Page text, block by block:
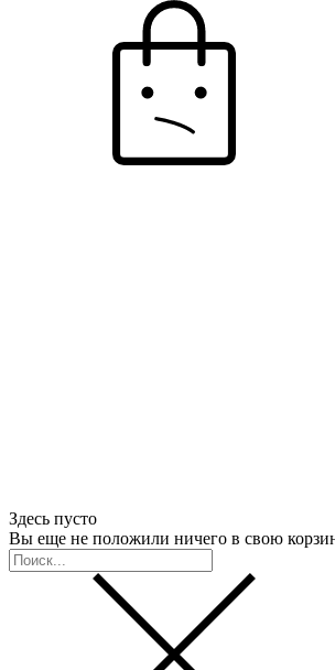
Здесь пусто
Вы еще не положили ничего в свою